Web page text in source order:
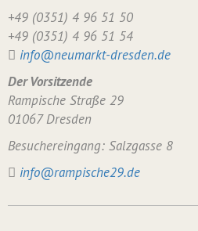
+49 (0351) 4 96 51 50
+49 (0351) 4 96 51 54
info@neumarkt-dresden.de
Der Vorsitzende
Rampische Straße 29
01067 Dresden
Besuchereingang: Salzgasse 8
info@rampische29.de